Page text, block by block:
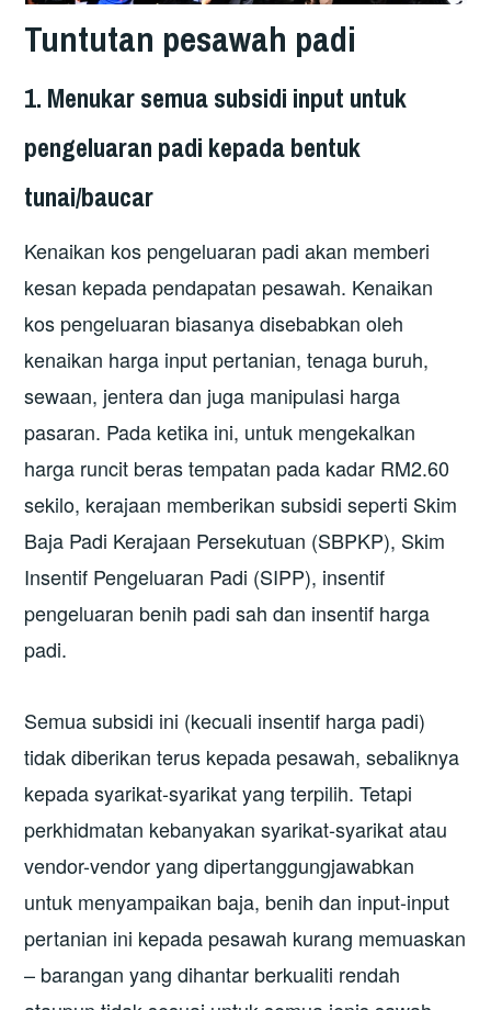
Tuntutan pesawah padi
1. Menukar semua subsidi input untuk
pengeluaran padi kepada bentuk
tunai/baucar
Kenaikan kos pengeluaran padi akan memberi
kesan kepada pendapatan pesawah. Kenaikan
kos pengeluaran biasanya disebabkan oleh
kenaikan harga input pertanian, tenaga buruh,
sewaan, jentera dan juga manipulasi harga
pasaran. Pada ketika ini, untuk mengekalkan
harga runcit beras tempatan pada kadar RM2.60
sekilo, kerajaan memberikan subsidi seperti Skim
Baja Padi Kerajaan Persekutuan (SBPKP), Skim
Insentif Pengeluaran Padi (SIPP), insentif
pengeluaran benih padi sah dan insentif harga
padi.
Semua subsidi ini (kecuali insentif harga padi)
tidak diberikan terus kepada pesawah, sebaliknya
kepada syarikat-syarikat yang terpilih. Tetapi
perkhidmatan kebanyakan syarikat-syarikat atau
vendor-vendor yang dipertanggungjawabkan
untuk menyampaikan baja, benih dan input-input
pertanian ini kepada pesawah kurang memuaskan
– barangan yang dihantar berkualiti rendah